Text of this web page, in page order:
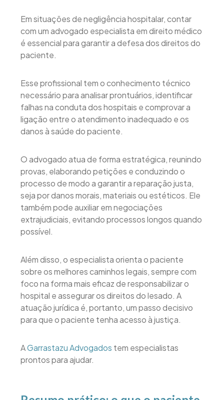
Em situações de negligência hospitalar, contar
com um advogado especialista em direito médico
é essencial para garantir a defesa dos direitos do
paciente.
Esse profissional tem o conhecimento técnico
necessário para analisar prontuários, identificar
falhas na conduta dos hospitais e comprovar a
ligação entre o atendimento inadequado e os
danos à saúde do paciente.
O advogado atua de forma estratégica, reunindo
provas, elaborando petições e conduzindo o
processo de modo a garantir a reparação justa,
seja por danos morais, materiais ou estéticos. Ele
também pode auxiliar em negociações
extrajudiciais, evitando processos longos quando
possível.
Além disso, o especialista orienta o paciente
sobre os melhores caminhos legais, sempre com
foco na forma mais eficaz de responsabilizar o
hospital e assegurar os direitos do lesado. A
atuação jurídica é, portanto, um passo decisivo
para que o paciente tenha acesso à justiça.
AGarrastazu Advogados tem especialistas
prontos para ajudar.